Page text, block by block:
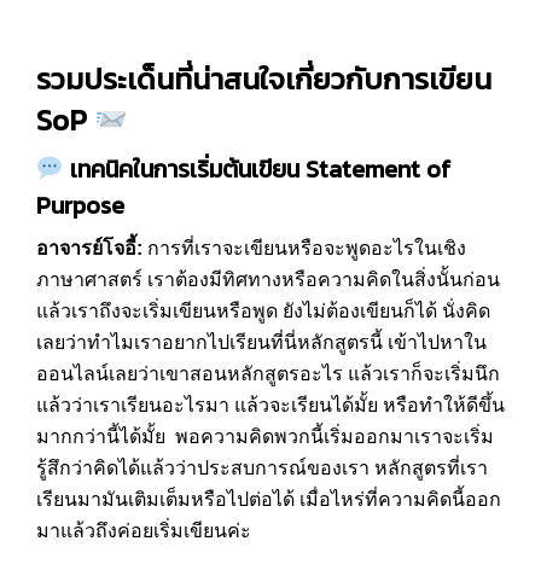
รวมประเด็นที่น่าสนใจเกี่ยวกับการเขียน
SoP
เทคนิคในการเริ่มต้นเขียน Statement of
Purpose
อาจารย์โจอี้: การที่เราจะเขียนหรือจะพูดอะไรในเชิง
ภาษาศาสตร์ เราต้องมีทิศทางหรือความคิดในสิ่งนั้นก่อน
แล้วเราถึงจะเริ่มเขียนหรือพูด ยังไม่ต้องเขียนก็ได้ นั่งคิด
เลยว่าทำไมเราอยากไปเรียนที่นี่หลักสูตรนี้ เข้าไปหาใน
ออนไลน์เลยว่าเขาสอนหลักสูตรอะไร แล้วเราก็จะเริ่มนึก
แล้วว่าเราเรียนอะไรมา แล้วจะเรียนได้มั้ย หรือทำให้ดีขึ้น
มากกว่านี้ได้มั้ย พอความคิดพวกนี้เริ่มออกมาเราจะเริ่ม
รู้สึกว่าคิดได้แล้วว่าประสบการณ์ของเรา หลักสูตรที่เรา
เรียนมามันเติมเต็มหรือไปต่อได้ เมื่อไหร่ที่ความคิดนี้ออก
มาแล้วถึงค่อยเริ่มเขียนค่ะ